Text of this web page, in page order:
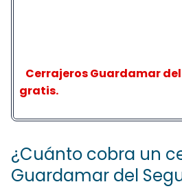
Cerrajeros Guardamar
gratis.
¿Cuánto cobra un
Guardamar del